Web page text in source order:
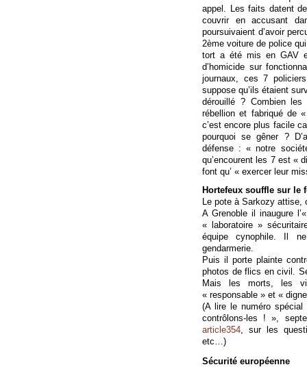
appel. Les faits datent
couvrir en accusant
poursuivaient d’avoir
2ème voiture de police
tort a été mis en GAV
d’homicide sur
journaux, ces 7
suppose qu’ils étaient
dérouillé ? Combien
rébellion et fabriqué de
c’est encore plus facile
pourquoi se gêner ?
défense : « notre
qu’encourent les 7 est «
font qu’ « exercer leur
Hortefeux souffle sur le
Le pote à Sarkozy attise,
A Grenoble il inaugure
« laboratoire »
équipe cynophile. Il
gendarmerie.
Puis il porte plainte
photos de flics en civil.
Mais les morts, les
« responsable » et «
(A lire le numéro
contrôlons-les ! »,
article354, sur les
etc…)
Sécurité européenne